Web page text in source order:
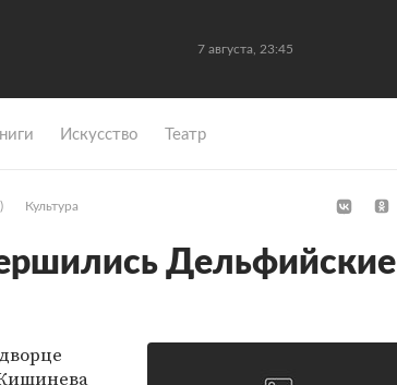
7 августа, 23:45
Искусство Театр
Культура
Дельфийские